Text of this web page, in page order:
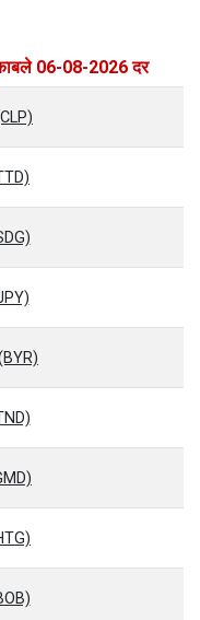
06-08-2026 दर